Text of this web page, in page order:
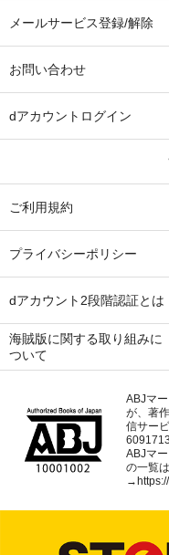
メールサービス登録/解除
お問い合わせ
dアカウントログイン
ご利用規約
プライバシーポリシー
dアカウント2段階認証とは
海賊版に関する取り組みに
ついて
ABJマ
が、著
信サー
ABJマ
の一覧
→